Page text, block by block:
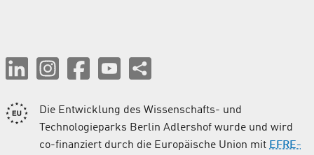
Die Entwicklung des Wissenschafts- und
Technologieparks Berlin Adlershof wurde und wird
co-finanziert durch die Europäische Union mit EFRE-